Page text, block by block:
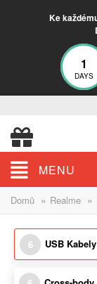
Ke
1
DAYS
MENU
Domů » Realme »
6 USB Kabely